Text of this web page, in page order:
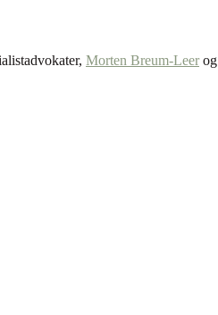
Morten Breum-Leerog